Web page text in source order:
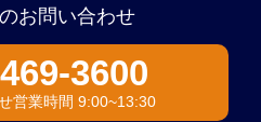
お問い合わせ
3600
営業時間 9:00~13:30